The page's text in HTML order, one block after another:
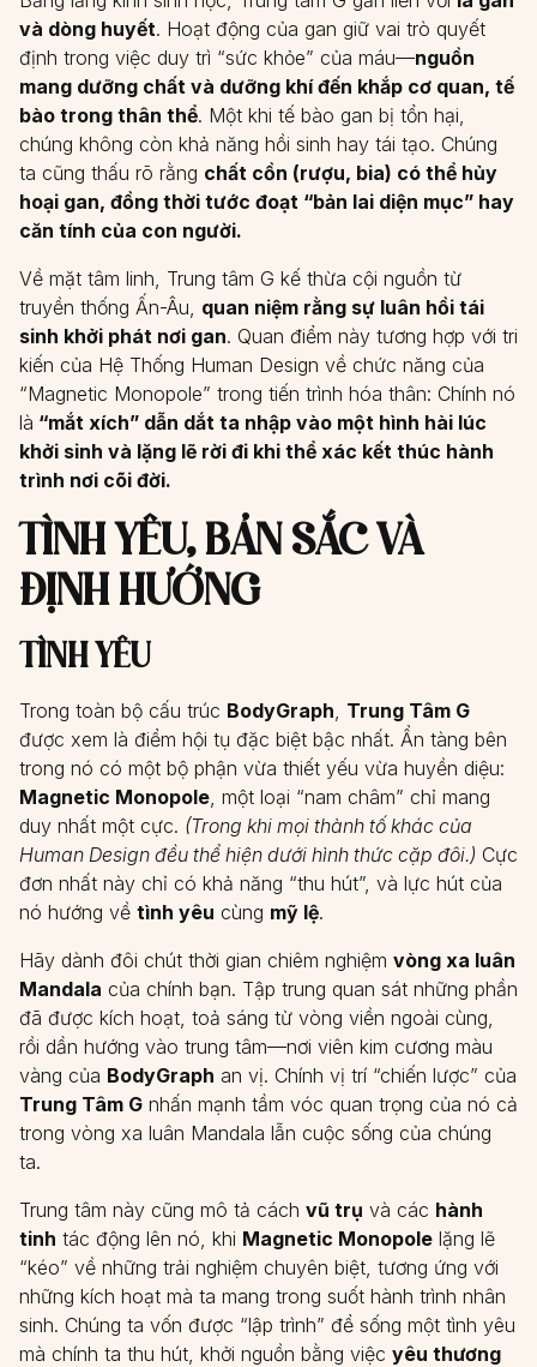
và dòng huyết. Hoạt động của gan giữ vai trò quyết
định trong việc duy trì “sức khỏe” của máu—nguồn
mang dưỡng chất và dưỡng khí đến khắp cơ quan, tế
bào trong thân thể. Một khi tế bào gan bị tổn hại,
chúng không còn khả năng hồi sinh hay tái tạo. Chúng
ta cũng thấu rõ rằng chất cồn (rượu, bia) có thể hủy
hoại gan, đồng thời tước đoạt “bản lai diện mục” hay
căn tính của con người.
Về mặt tâm linh, Trung tâm G kế thừa cội nguồn từ
truyền thống Ấn-Âu, quan niệm rằng sự luân hồi tái
sinh khởi phát nơi gan. Quan điểm này tương hợp với tri
kiến của Hệ Thống Human Design về chức năng của
“Magnetic Monopole” trong tiến trình hóa thân: Chính nó
là “mắt xích” dẫn dắt ta nhập vào một hình hài lúc
khởi sinh và lặng lẽ rời đi khi thể xác kết thúc hành
trình nơi cõi đời.
TÌNH YÊU, BẢN SẮC VÀ
ĐỊNH HƯỚNG
TÌNH YÊU
Trong toàn bộ cấu trúc BodyGraph Trung Tâm G
được xem là điểm hội tụ đặc biệt bậc nhất. Ẩn tàng bên
trong nó có một bộ phận vừa thiết yếu vừa huyền diệu:
Magnetic Monopole , một loại “nam châm” chỉ mang
duy nhất một cực. (Trong khi mọi thành tố khác của
Human Design đều thể hiện dưới hình thức cặp đôi.) Cực
đơn nhất này chỉ có khả năng “thu hút”, và lực hút của
nó hướng về tình yêu cùng mỹ lệ.
Hãy dành đôi chút thời gian chiêm nghiệm vòng xa luân
Mandala của chính bạn. Tập trung quan sát những phần
đã được kích hoạt, toả sáng từ vòng viền ngoài cùng,
rồi dần hướng vào trung tâm—nơi viên kim cương màu
vàng của BodyGraph an vị. Chính vị trí “chiến lược” của
Trung Tâm G nhấn mạnh tầm vóc quan trọng của nó cả
trong vòng xa luân Mandala lẫn cuộc sống của chúng
ta.
Trung tâm này cũng mô tả cách vũ trụ và các hành
tinh tác động lên nó, khi Magnetic Monopole lặng lẽ
“kéo” về những trải nghiệm chuyên biệt, tương ứng với
những kích hoạt mà ta mang trong suốt hành trình nhân
sinh. Chúng ta vốn được “lập trình” để sống một tình yêu
mà chính ta thu hút, khởi nguồn bằng việc yêu thương